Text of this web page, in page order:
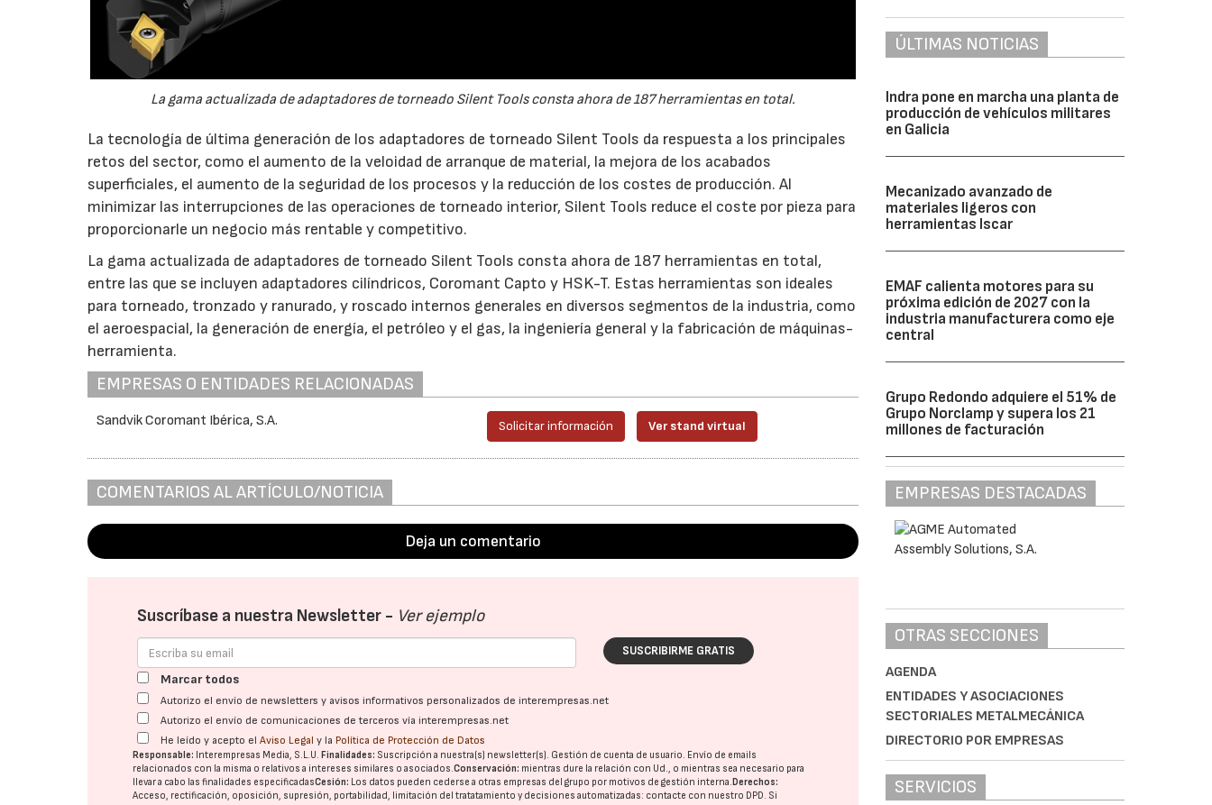
La gama actualizada de adaptadores de torneado Silent Tools consta ahora de 187 herramientas en total.
La tecnología de última generación de los adaptadores de torneado Silent Tools da respuesta a los principales
retos del sector, como el aumento de la veloidad de arranque de material, la mejora de los acabados
superficiales, el aumento de la seguridad de los procesos y la reducción de los costes de producción. Al
minimizar las interrupciones de las operaciones de torneado interior, Silent Tools reduce el coste por pieza para
proporcionarle un negocio más rentable y competitivo.
La gama actualizada de adaptadores de torneado Silent Tools consta ahora de 187 herramientas en total,
entre las que se incluyen adaptadores cilíndricos, Coromant Capto y HSK-T. Estas herramientas son ideales
para torneado, tronzado y ranurado, y roscado internos generales en diversos segmentos de la industria, como
el aeroespacial, la generación de energía, el petróleo y el gas, la ingeniería general y la fabricación de máquinas-
herramienta.
EMPRESAS O ENTIDADES RELACIONADAS
Sandvik Coromant Ibérica, S.A. Solicitar información Ver stand virtual
COMENTARIOS AL ARTÍCULO/NOTICIA
Deja un comentario
Suscríbase a nuestra Newsletter - Ver ejemplo
SUSCRIBIRME GRATIS
Marcar todos
Autorizo el envío de newsletters y avisos informativos personalizados de interempresas.net
Autorizo el envío de comunicaciones de terceros vía interempresas.net
He leído y acepto elAviso Legal y la Política de Protección de Datos
Responsable: Interempresas Media, S.L.U. Finalidades: Suscripción a nuestra(s) newsletter(s). Gestión de cuenta de usuario. Envío de emails
relacionados con la misma o relativos a intereses similares o asociados.Conservación: mientras dure la relación con Ud., o mientras sea necesario para
llevar a cabo las finalidades especificadasCesión: Los datos pueden cederse a otras empresas del grupo por motivos de gestión interna. Derechos:
Acceso, rectificación, oposición, supresión, portabilidad, limitación del tratatamiento y decisiones automatizadas: contacte con nuestro DPD. Si
ÚLTIMAS NOTICIAS
Indra pone en marcha una planta de
producción de vehículos militares
en Galicia
Mecanizado avanzado de
materiales ligeros con
herramientas Iscar
EMAF calienta motores para su
próxima edición de 2027 con la
industria manufacturera como eje
central
Grupo Redondo adquiere el 51% de
Grupo Norclamp y supera los 21
millones de facturación
EMPRESAS DESTACADAS
OTRAS SECCIONES
AGENDA
ENTIDADES Y ASOCIACIONES
SECTORIALES METALMECÁNICA
DIRECTORIO POR EMPRESAS
SERVICIOS